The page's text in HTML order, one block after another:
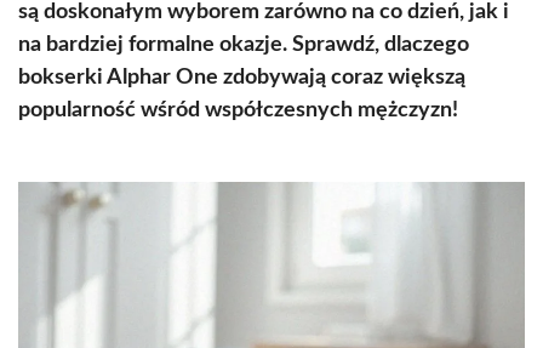
są doskonałym wyborem zarówno na co dzień, jak i
na bardziej formalne okazje. Sprawdź, dlaczego
bokserki Alphar One zdobywają coraz większą
popularność wśród współczesnych mężczyzn!